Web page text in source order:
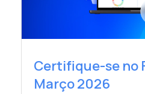
Certifique-se no
Março 2026